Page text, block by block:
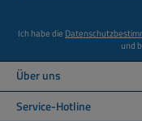
Ich habe die
und
Über uns
Service-Hotline